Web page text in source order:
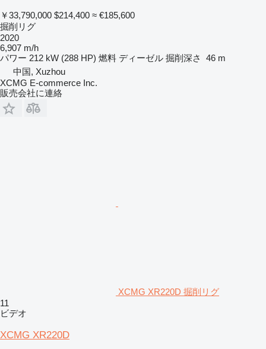
￥33,790,000 $214,400 ≈ €185,600
掘削リグ
2020
6,907 m/h
パワー 212 kW (288 HP) 燃料 ディーゼル 掘削深さ
46 m
中国, Xuzhou
XCMG E-commerce Inc.
販売会社に連絡
XCMG XR220D 掘削リグ
11
ビデオ
XCMG XR220D